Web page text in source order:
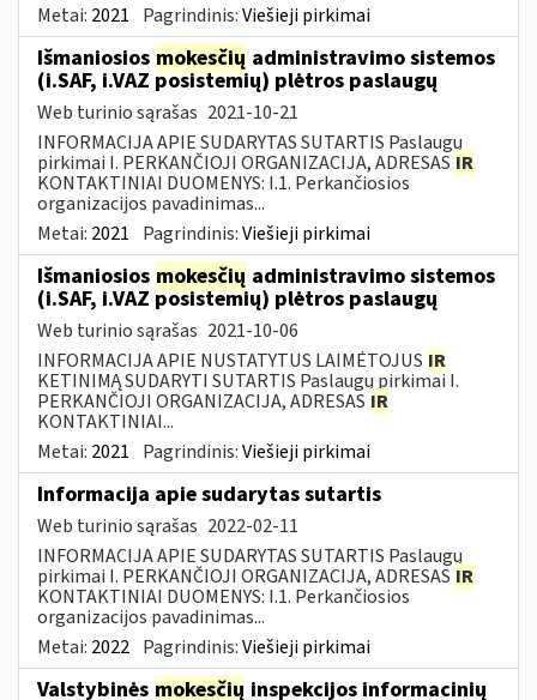
Metai: 2021 Pagrindinis:Viešieji pirkimai
Išmaniosios mokesčių administravimo sistemos
(i.SAF, i.VAZ posistemių) plėtros paslaugų
Web turinio sąrašas 2021-10-21
INFORMACIJA APIE SUDARYTAS SUTARTIS Paslaugų
pirkimai I. PERKANČIOJI ORGANIZACIJA, ADRESAS IR
KONTAKTINIAI DUOMENYS: I.1. Perkančiosios
organizacijos pavadinimas...
Metai: 2021 Pagrindinis:Viešieji pirkimai
Išmaniosios mokesčių administravimo sistemos
(i.SAF, i.VAZ posistemių) plėtros paslaugų
Web turinio sąrašas 2021-10-06
INFORMACIJA APIE NUSTATYTUS LAIMĖTOJUS IR
KETINIMĄ SUDARYTI SUTARTIS Paslaugų pirkimai I.
PERKANČIOJI ORGANIZACIJA, ADRESAS IR
KONTAKTINIAI...
Metai: 2021 Pagrindinis:Viešieji pirkimai
Informacija apie sudarytas sutartis
Web turinio sąrašas 2022-02-11
INFORMACIJA APIE SUDARYTAS SUTARTIS Paslaugų
pirkimai I. PERKANČIOJI ORGANIZACIJA, ADRESAS IR
KONTAKTINIAI DUOMENYS: I.1. Perkančiosios
organizacijos pavadinimas...
Metai: 2022 Pagrindinis:Viešieji pirkimai
Valstybinės mokesčių inspekcijos informacinių